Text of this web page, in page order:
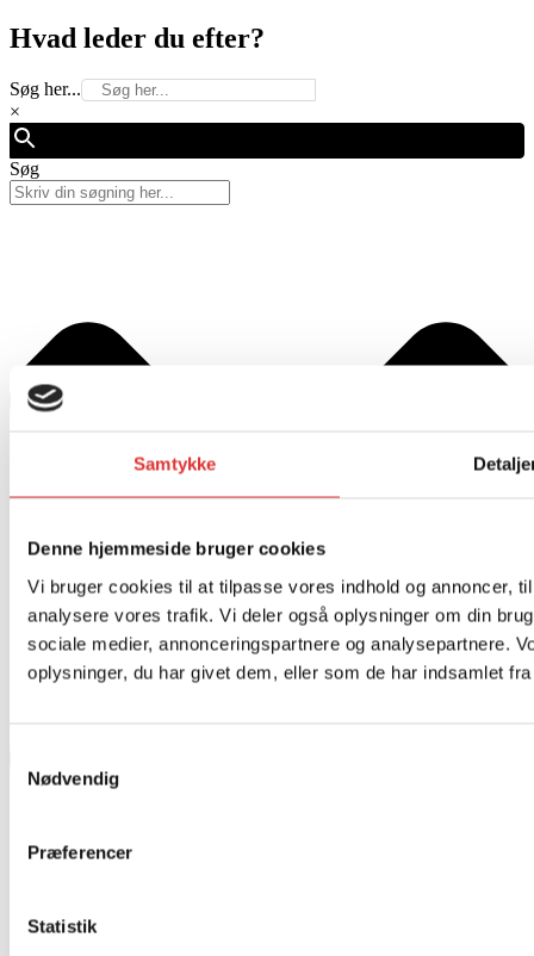
Samtykke
Denne hjemmeside bruger cookies
Vi bruger cookies til at tilpasse vores indhold og annoncer,
analysere vores trafik. Vi deler også oplysninger om din
sociale medier, annonceringspartnere og analysepartnere.
oplysninger, du har givet dem, eller som de har indsamlet
Nødvendig
Præferencer
Statistik
Hvad leder du efter?
Søg her...
×
Søg